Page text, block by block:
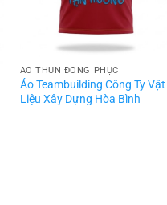
ÁO THUN ĐỒNG PHỤC
Áo Teambuilding Công Ty Vật
Liệu Xây Dựng Hòa Bình